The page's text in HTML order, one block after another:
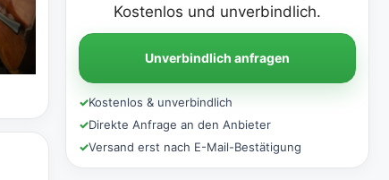
Kostenlos und unverbindlich.
Unverbindlich anfragen
✓Kostenlos & unverbindlich
✓Direkte Anfrage an den Anbieter
✓Versand erst nach E-Mail-Bestätigung